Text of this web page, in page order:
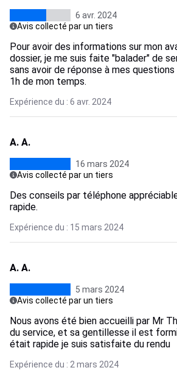
6 avr. 2024
Avis collecté par un tiers
Pour avoir des informations sur mon
dossier, je me suis faite "balader" de
sans avoir de réponse à mes
1h de mon temps.
Expérience du : 6 avr. 2024
A. A.
16 mars 2024
Avis collecté par un tiers
Des conseils par téléphone
rapide.
Expérience du : 15 mars 2024
A. A.
5 mars 2024
Avis collecté par un tiers
Nous avons été bien accueilli par Mr
du service, et sa gentillesse il est
était rapide je suis satisfaite du rendu
Expérience du : 2 mars 2024